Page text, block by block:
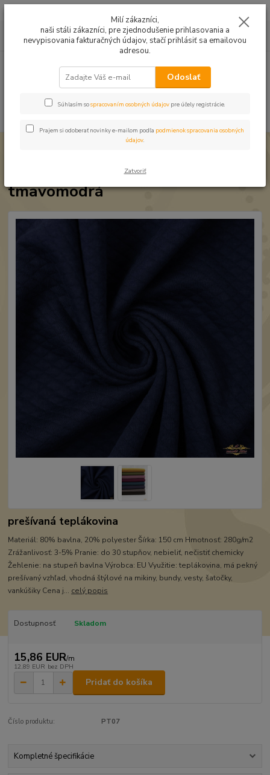
0949224331
9:00 -14:30
za0,00 EUR
Prešívaná teplákovina tmavomodrá
Prešívaná teplákovina
tmavomodrá
prešívaná teplákovina
Materiál: 80% bavlna, 20% polyester Šírka: 150 cm Hmotnosť: 280g/m2
Zrážanlivosť: 3-5% Pranie: do 30 stupňov, nebieliť, nečistiť chemicky
Žehlenie: na stupeň bavlna Výrobca: EU Využitie: teplákovina, má pekný
prešívaný vzhľad, vhodná štýlové na mikiny, bundy, vesty, šatočky,
vankúšiky Cena j... celý popis
Dostupnosť Skladom
15,86 EUR/m
12,89 EUR bez DPH
Pridať do košíka
Číslo produktu: PT07
Kompletné špecifikácie
Milí zákazníci,
naši stáli zákazníci, pre zjednodušenie prihlasovania a
nevypisovania fakturačných údajov, stačí prihlásiť sa emailovou
adresou.
Odoslať
Súhlasím sospracovaním osobných údajov pre účely registrácie.
Prajem si odoberať novinky e-mailom podľa podmienok spracovania osobných
údajov.
Zatvoriť